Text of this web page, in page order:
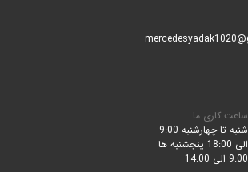
ساعت کاری ما
شنبه تا چهارشنبه 9:00
الی 18:00 پنجشنبه ها
9:00 الی 14:00